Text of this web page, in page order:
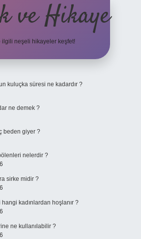
ve Hikaye
ilgili neşeli hikayeler keşfet!
kuluçka süresi ne kadardır ?
ne demek ?
beden giyer ?
nelerdir ?
sirke midir ?
kadınlardan hoşlanır ?
ne kullanılabilir ?